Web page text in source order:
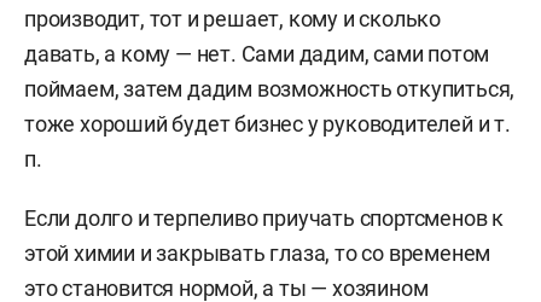
производит, тот и решает, кому и сколько
давать, а кому — нет. Сами дадим, сами потом
поймаем, затем дадим возможность откупиться,
тоже хороший будет бизнес у руководителей и т.
п.
Если долго и терпеливо приучать спортсменов к
этой химии и закрывать глаза, то со временем
это становится нормой, а ты — хозяином